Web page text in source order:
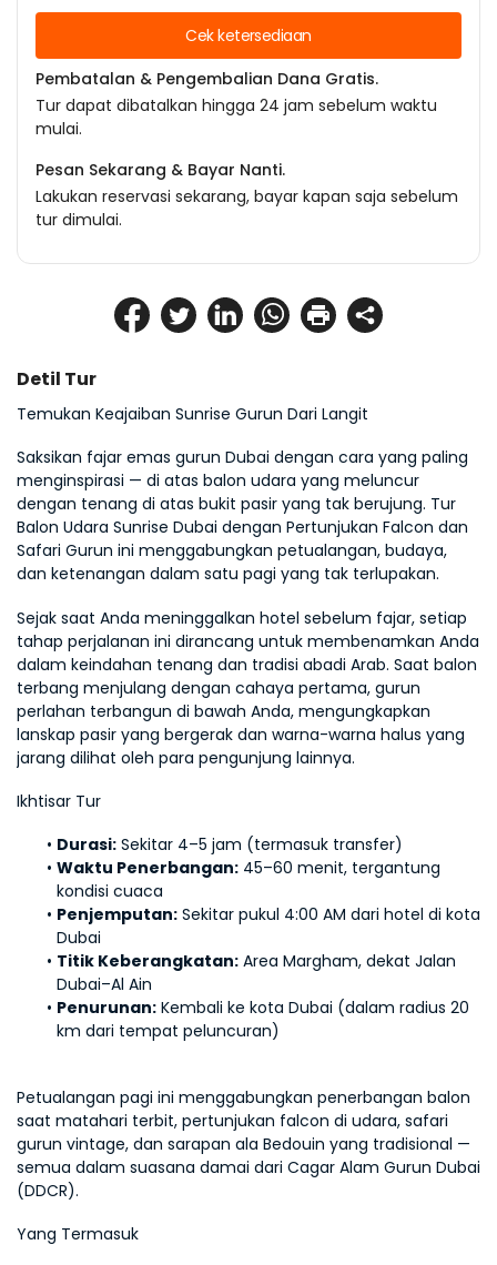
Detil Tur
Temukan Keajaiban Sunrise Gurun Dari Langit
Saksikan fajar emas gurun Dubai dengan cara yang paling
menginspirasi — di atas balon udara yang meluncur
dengan tenang di atas bukit pasir yang tak berujung. Tur
Balon Udara Sunrise Dubai dengan Pertunjukan Falcon dan
Safari Gurun ini menggabungkan petualangan, budaya,
dan ketenangan dalam satu pagi yang tak terlupakan.
Sejak saat Anda meninggalkan hotel sebelum fajar, setiap
tahap perjalanan ini dirancang untuk membenamkan Anda
dalam keindahan tenang dan tradisi abadi Arab. Saat balon
terbang menjulang dengan cahaya pertama, gurun
perlahan terbangun di bawah Anda, mengungkapkan
lanskap pasir yang bergerak dan warna-warna halus yang
jarang dilihat oleh para pengunjung lainnya.
Ikhtisar Tur
Durasi: Sekitar 4–5 jam (termasuk transfer)
Waktu Penerbangan: 45–60 menit, tergantung
kondisi cuaca
Penjemputan: Sekitar pukul 4:00 AM dari hotel di kota
Dubai
Titik Keberangkatan: Area Margham, dekat Jalan
Dubai–Al Ain
Penurunan: Kembali ke kota Dubai (dalam radius 20
km dari tempat peluncuran)
Petualangan pagi ini menggabungkan penerbangan balon
saat matahari terbit, pertunjukan falcon di udara, safari
gurun vintage, dan sarapan ala Bedouin yang tradisional —
semua dalam suasana damai dari Cagar Alam Gurun Dubai
(DDCR).
Yang Termasuk
Cek ketersediaan
Pembatalan & Pengembalian Dana Gratis.
Tur dapat dibatalkan hingga 24 jam sebelum waktu
mulai.
Pesan Sekarang & Bayar Nanti.
Lakukan reservasi sekarang, bayar kapan saja sebelum
tur dimulai.